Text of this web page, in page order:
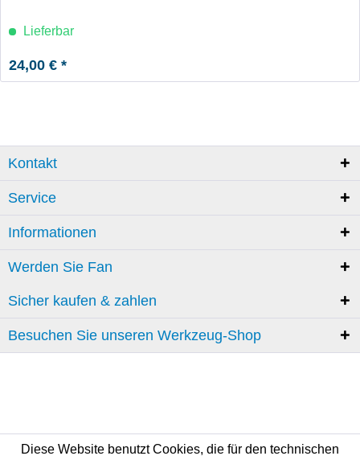
Lieferbar
24,00 € *
Kontakt
Service
Informationen
Werden Sie Fan
Sicher kaufen & zahlen
Besuchen Sie unseren Werkzeug-Shop
Diese Website benutzt Cookies, die für den technischen